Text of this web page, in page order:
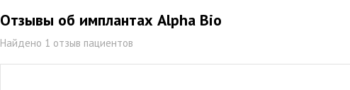
Отзывы об имплантах Alpha Bio
Найдено 1 отзыв пациентов